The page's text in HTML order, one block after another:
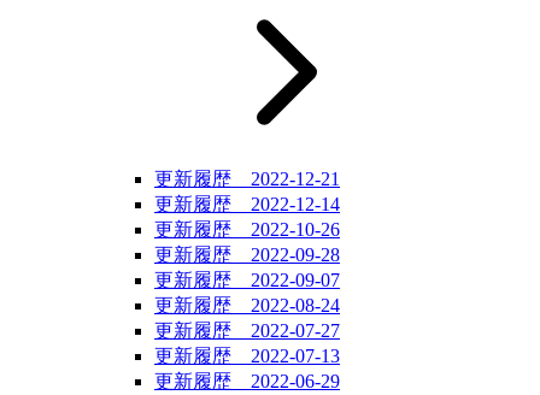
更新履歴 2022-12-21
更新履歴 2022-12-14
更新履歴 2022-10-26
更新履歴 2022-09-28
更新履歴 2022-09-07
更新履歴 2022-08-24
更新履歴 2022-07-27
更新履歴 2022-07-13
更新履歴 2022-06-29